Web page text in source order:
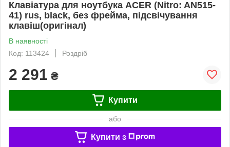
Клавіатура для ноутбука ACER (Nitro: AN515-
41) rus, black, без фрейма, підсвічування
клавіш(оригінал)
В наявності
Код: 113424
Роздріб
2 291 ₴
Купити
або
Купити з